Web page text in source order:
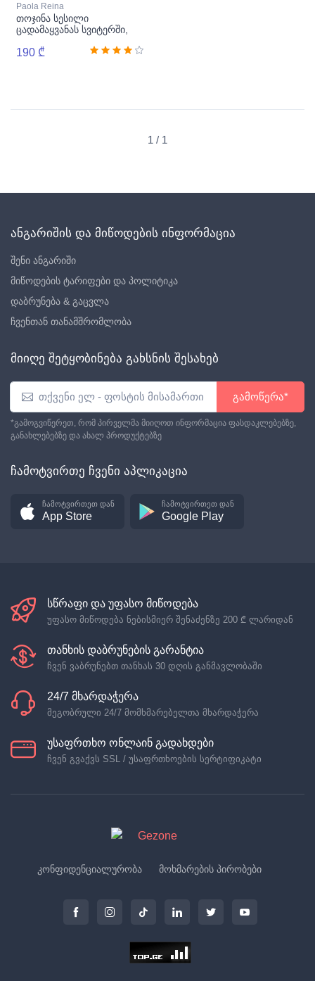
Paola Reina
თოჯინა სესილი
ცადამაყვანას სვიტერში,
190 ₾
1 / 1
ანგარიშის და მიწოდების ინფორმაცია
შენი ანგარიში
მიწოდების ტარიფები და პოლიტიკა
დაბრუნება & გაცვლა
ჩვენთან თანამშრომლობა
მიიღე შეტყობინება გახსნის შესახებ
გამოწერა*
*გამოგვიწერეთ, რომ პირველმა მიიღოთ ინფორმაცია ფასდაკლებებზე,
განახლებებზე და ახალ პროდუქტებზე
ჩამოტვირთე ჩვენი აპლიკაცია
ჩამოტვირთეთ დან
App Store
ჩამოტვირთეთ დან
Google Play
სწრაფი და უფასო მიწოდება
უფასო მიწოდება ნებისმიერ შენაძენზე 200 ₾ ლარიდან
თანხის დაბრუნების გარანტია
ჩვენ ვაბრუნებთ თანხას 30 დღის განმავლობაში
24/7 მხარდაჭერა
მეგობრული 24/7 მომხმარებელთა მხარდაჭერა
უსაფრთხო ონლაინ გადახდები
ჩვენ გვაქვს SSL / უსაფრთხოების სერტიფიკატი
კონფიდენციალურობა მოხმარების პირობები